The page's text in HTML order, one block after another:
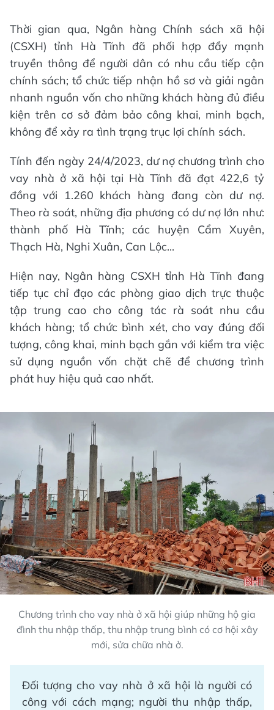
Thời gian qua, Ngân hàng Chính sách xã hội
(CSXH) tỉnh Hà Tĩnh đã phối hợp đẩy mạnh
truyền thông để người dân có nhu cầu tiếp cận
chính sách; tổ chức tiếp nhận hồ sơ và giải ngân
nhanh nguồn vốn cho những khách hàng đủ điều
kiện trên cơ sở đảm bảo công khai, minh bạch,
không để xảy ra tình trạng trục lợi chính sách.
Tính đến ngày 24/4/2023, dư nợ chương trình cho
vay nhà ở xã hội tại Hà Tĩnh đã đạt 422,6 tỷ
đồng với 1.260 khách hàng đang còn dư nợ.
Theo rà soát, những địa phương có dư nợ lớn như:
thành phố Hà Tĩnh; các huyện Cẩm Xuyên,
Thạch Hà, Nghi Xuân, Can Lộc...
Hiện nay, Ngân hàng CSXH tỉnh Hà Tĩnh đang
tiếp tục chỉ đạo các phòng giao dịch trực thuộc
tập trung cao cho công tác rà soát nhu cầu
khách hàng; tổ chức bình xét, cho vay đúng đối
tượng, công khai, minh bạch gắn với kiểm tra việc
sử dụng nguồn vốn chặt chẽ để chương trình
phát huy hiệu quả cao nhất.
Chương trình cho vay nhà ở xã hội giúp những hộ gia
đình thu nhập thấp, thu nhập trung bình có cơ hội xây
mới, sửa chữa nhà ở.
Đối tượng cho vay nhà ở xã hội là người có
công với cách mạng; người thu nhập thấp,